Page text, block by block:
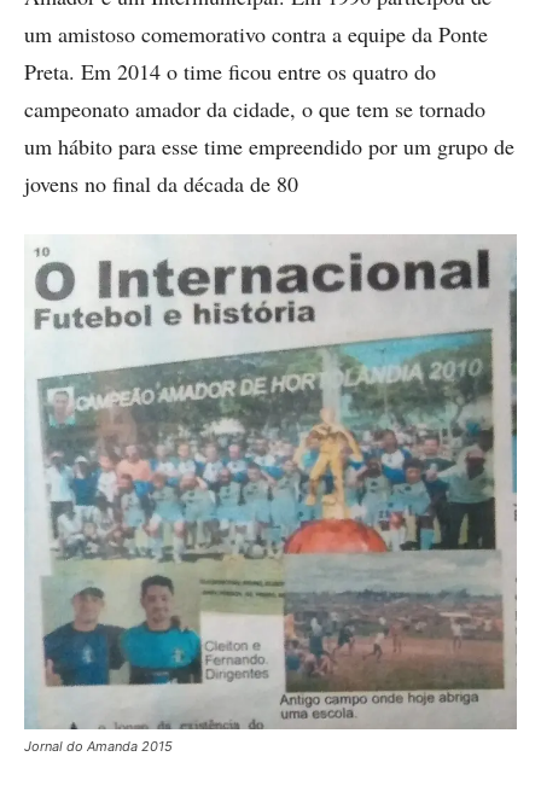
um amistoso comemorativo contra a equipe da Ponte
Preta. Em 2014 o time ficou entre os quatro do
campeonato amador da cidade, o que tem se tornado
um hábito para esse time empreendido por um grupo de
jovens no final da década de 80
Jornal do Amanda 2015